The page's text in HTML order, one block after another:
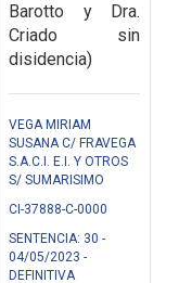
Barotto y Dra.
Criado sin
disidencia)
VEGA MIRIAM
SUSANA C/ FRAVEGA
S.A.C.I. E.I. Y OTROS
S/ SUMARISIMO
CI-37888-C-0000
SENTENCIA: 30 -
04/05/2023 -
DEFINITIVA